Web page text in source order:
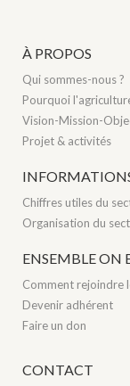
À PROPOS
Qui sommes-nous ?
Pourquoi
Vision-Mission-
Projet & activités
Chiffres utiles du
Organisation du
ENSEMBLE ON
Comment rejoindre
Devenir adhérent
Faire un don
CONTACT